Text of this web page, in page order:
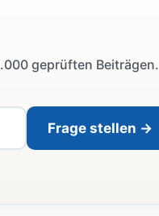
geprüften Beiträgen.
Frage stellen →